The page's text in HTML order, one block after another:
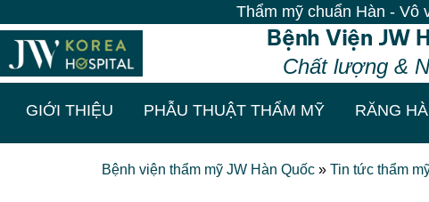
Thẩm mỹ chuẩn Hàn - Vô vàn
Bệnh Viện JW
Chất lượng &
GIỚI THIỆU PHẪU THUẬT THẨM MỸ RĂNG
Bệnh viện thẩm mỹ JW Hàn Quốc » Tin tức thẩm